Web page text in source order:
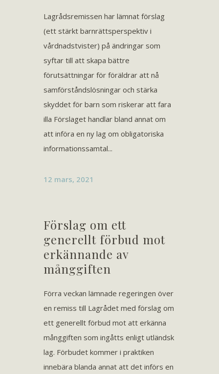
Lagrådsremissen har lämnat förslag
(ett stärkt barnrättsperspektiv i
vårdnadstvister) på ändringar som
syftar till att skapa bättre
förutsättningar för föräldrar att nå
samförståndslösningar och stärka
skyddet för barn som riskerar att fara
illa Förslaget handlar bland annat om
att införa en ny lag om obligatoriska
informationssamtal...
12 mars, 2021
Förslag om ett
generellt förbud mot
erkännande av
månggiften
Förra veckan lämnade regeringen över
en remiss till Lagrådet med förslag om
ett generellt förbud mot att erkänna
månggiften som ingåtts enligt utländsk
lag. Förbudet kommer i praktiken
innebära blanda annat att det införs en